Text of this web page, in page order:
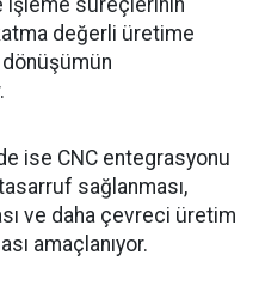
işleme süreçlerinin
değerli üretime
ise CNC entegrasyonu
sağlanması,
ve daha çevreci üretim
amaçlanıyor.